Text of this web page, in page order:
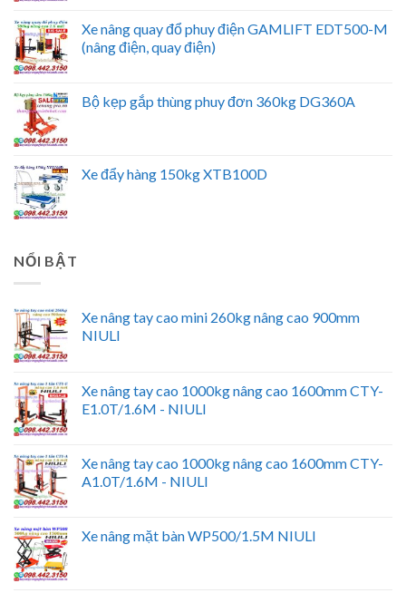
Xe nâng quay đổ phuy điện GAMLIFT EDT500-M
(nâng điện, quay điện)
Bộ kẹp gắp thùng phuy đơn 360kg DG360A
Xe đẩy hàng 150kg XTB100D
NỔI BẬT
Xe nâng tay cao mini 260kg nâng cao 900mm
NIULI
Xe nâng tay cao 1000kg nâng cao 1600mm CTY-
E1.0T/1.6M - NIULI
Xe nâng tay cao 1000kg nâng cao 1600mm CTY-
A1.0T/1.6M - NIULI
Xe nâng mặt bàn WP500/1.5M NIULI